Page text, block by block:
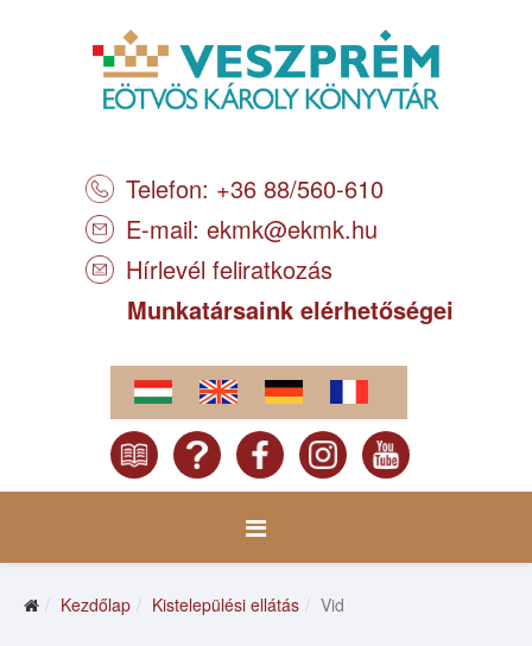
Telefon: +36 88/560-610
E-mail: ekmk@ekmk.hu
Hírlevél feliratkozás
Munkatársaink elérhetőségei
Kezdőlap Kistelepülési ellátás Vid